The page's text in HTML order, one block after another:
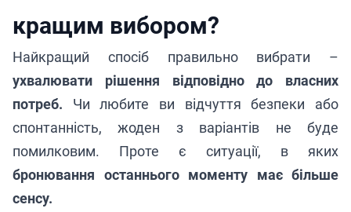
кращим вибором?
Найкращий спосіб правильно вибрати –
ухвалювати рішення відповідно до власних
потреб. Чи любите ви відчуття безпеки або
спонтанність, жоден з варіантів не буде
помилковим. Проте є ситуації, в яких
бронювання останнього моменту має більше
сенсу.